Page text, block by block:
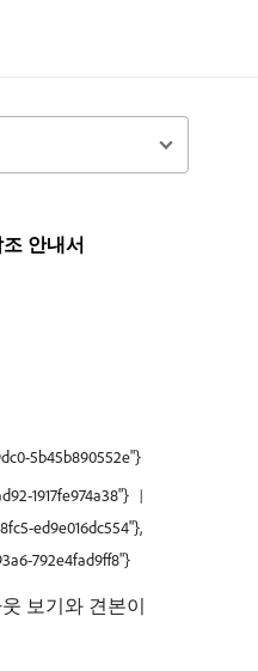
안내서
5b45b890552e"}
1917fe974a38"}
ed9e016dc554"},
792e4fad9ff8"}
보기와 견본이